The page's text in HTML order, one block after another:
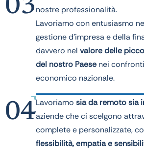
03nostre professionalità.
Lavoriamo con entusiasmo
gestione d’impresa e della
davvero nel valore delle
del nostro Paese nei
economico nazionale.
04Lavoriamosia da remoto sia
aziende che ci scelgono
complete e personalizzate,
flessibilità, empatia e